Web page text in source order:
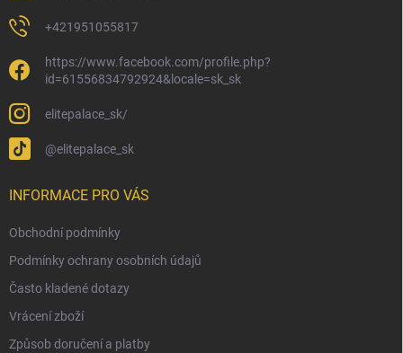
+421951055817
https://www.facebook.com/profile.php?
id=61556834792924&locale=sk_sk
elitepalace_sk/
@elitepalace_sk
INFORMACE PRO VÁS
Obchodní podmínky
Podmínky ochrany osobních údajů
Často kladené dotazy
Vrácení zboží
Způsob doručení a platby